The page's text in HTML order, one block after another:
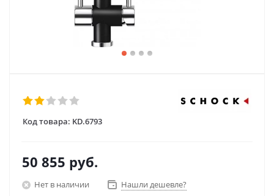
Код товара: KD.6793
50 855 руб.
Нет в наличии Нашли дешевле?